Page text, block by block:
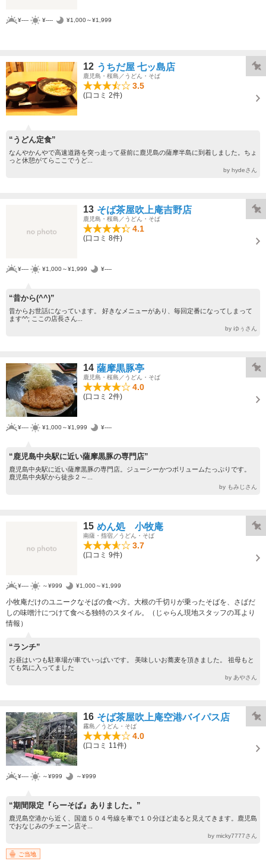
¥---- ¥---- ¥1,000～¥1,999
12 うちだ屋 七ッ島店
鹿児島・桜島／うどん・そば
3.5
(口コミ 2件)
“うどん定食”
なんやかんやで高速道路を突っ走って昼前に鹿児島の薩摩半島に到着しました。ちょ
っと休憩がてらここでうど...
by hydeさん
13 そば茶屋吹上庵吉野店
鹿児島・桜島／うどん・そば
4.1
(口コミ 8件)
¥---- ¥1,000～¥1,999 ¥----
“昔から(^^)”
昔からお世話になっています。 好きなメニューがあり、毎回定番になってしまって
ます^^; ここの店長さん...
by ゆぅさん
14 薩摩黒豚亭
鹿児島・桜島／うどん・そば
4.0
(口コミ 2件)
¥---- ¥1,000～¥1,999 ¥----
“鹿児島中央駅に近い薩摩黒豚の専門店”
鹿児島中央駅に近い薩摩黒豚の専門店。ジューシーかつボリュームたっぷりです。
鹿児島中央駅から徒歩２～...
by もみじさん
15 めん処 小牧庵
南薩・指宿／うどん・そば
3.7
(口コミ 9件)
¥---- ～¥999 ¥1,000～¥1,999
小牧庵だけのユニークなそばの食べ方。大根の千切りが乗ったそばを、さばだ
しの味噌汁につけて食べる独特のスタイル。（じゃらん現地スタッフの耳より
情報）
“ランチ”
お昼はいつも駐車場が車でいっぱいです。 美味しいお蕎麦を頂きました。 祖母もと
ても気に入ってました
by あやさん
16 そば茶屋吹上庵空港バイパス店
霧島／うどん・そば
4.0
(口コミ 11件)
¥---- ～¥999 ～¥999
“期間限定『らーそば』ありました。”
鹿児島空港から近く、国道５０４号線を車で１０分ほど走ると見えてきます。鹿児島
でおなじみのチェーン店そ...
by micky7777さん
ご当地